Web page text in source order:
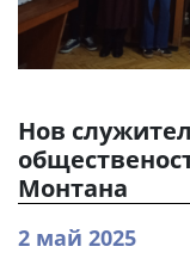
Нов
Монтана
2 май 2025